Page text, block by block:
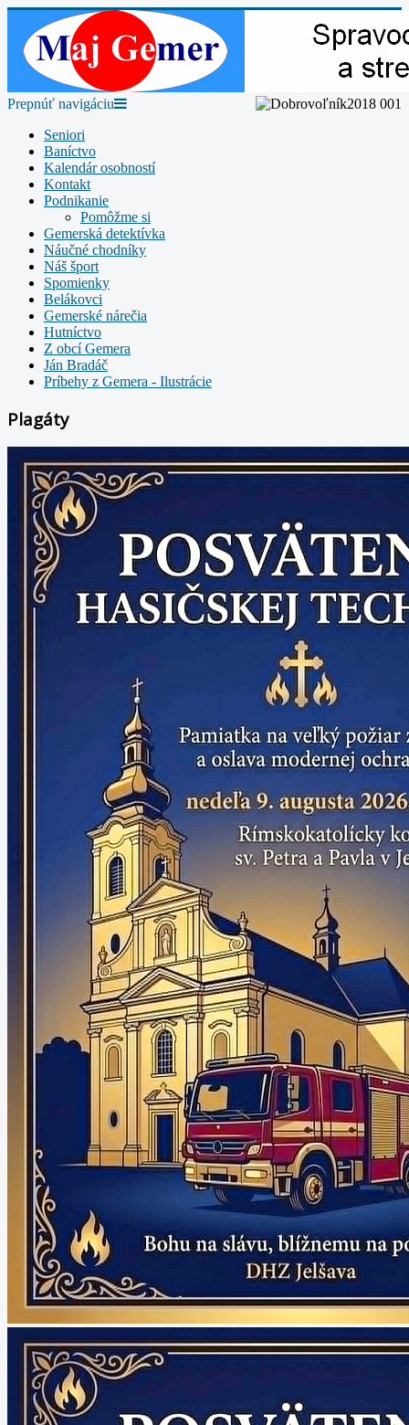
Prepnúť navigáciu
Seniori
Baníctvo
Kalendár osobností
Kontakt
Podnikanie
Pomôžme si
Gemerská detektívka
Náučné chodníky
Náš šport
Spomienky
Belákovci
Gemerské nárečia
Hutníctvo
Z obcí Gemera
Ján Bradáč
Príbehy z Gemera - Ilustrácie
Plagáty